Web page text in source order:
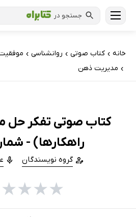
جستجو در
خانه › کتاب‌ صوتی › روانشناسی ›
› مدیریت ذهن
کتاب صوتی تفکر حل
راهکارها) -
گروه نویسندگان
★
★
★
★